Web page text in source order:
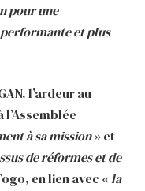
pour une
et plus
l’ardeur au
à sa mission» et
de réformes et de
en lien avec «la